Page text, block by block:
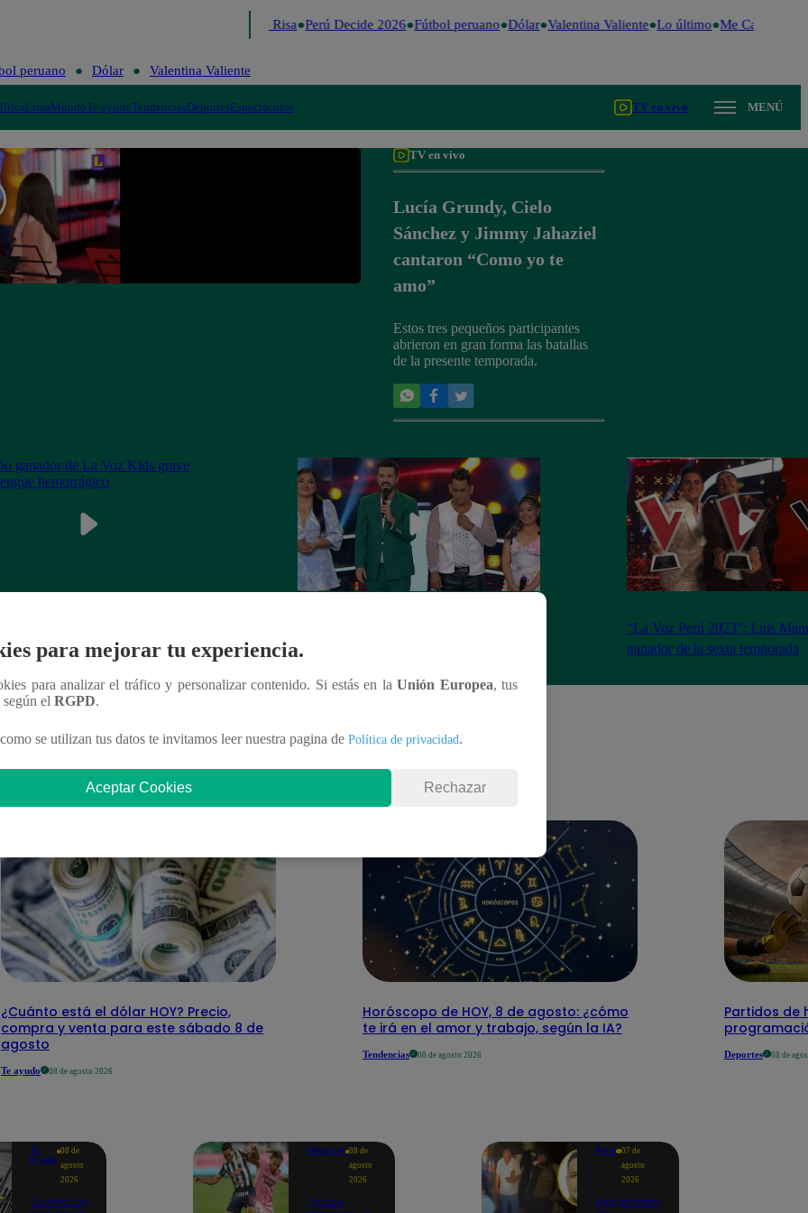
Me Caigo de Risa Perú Decide 2026 Fútbol peruano Dólar Valentina Valiente Lo último Me Caigo de
peruano Dólar Valentina Valiente
LimaMundoTe ayudoTendenciasDeportesEspectáculos TV en vivo MENÚ
TV en vivo
Lucía Grundy, Cielo
Sánchez y Jimmy Jahaziel
cantaron “Como yo te
amo”
Estos tres pequeños participantes
abrieron en gran forma las batallas
de la presente temporada.
hemorrágico
“La Voz Perú 2023”: Luis
ganador de la sexta temporada
¿Cuánto está el dólar HOY? Precio,
compra y venta para este sábado 8 de
agosto
Te ayudo 08 de agosto 2026
Horóscopo de HOY, 8 de agosto: ¿cómo
te irá en el amor y trabajo, según la IA?
Tendencias 08 de agosto 2026
Partidos de
Deportes 08 de
Te
ayudo
08 de
agosto
2026
Temblor en
Deportes 08 de
agosto
2026
Torneo
Perú 07 de
agosto
2026
Giro en caso
para mejorar tu experiencia.
para analizar el tráfico y personalizar contenido. Si estás en laUnión Europea, tus
según el RGPD.
se utilizan tus datos te invitamos leer nuestra pagina de Política de privacidad.
Aceptar Cookies Rechazar